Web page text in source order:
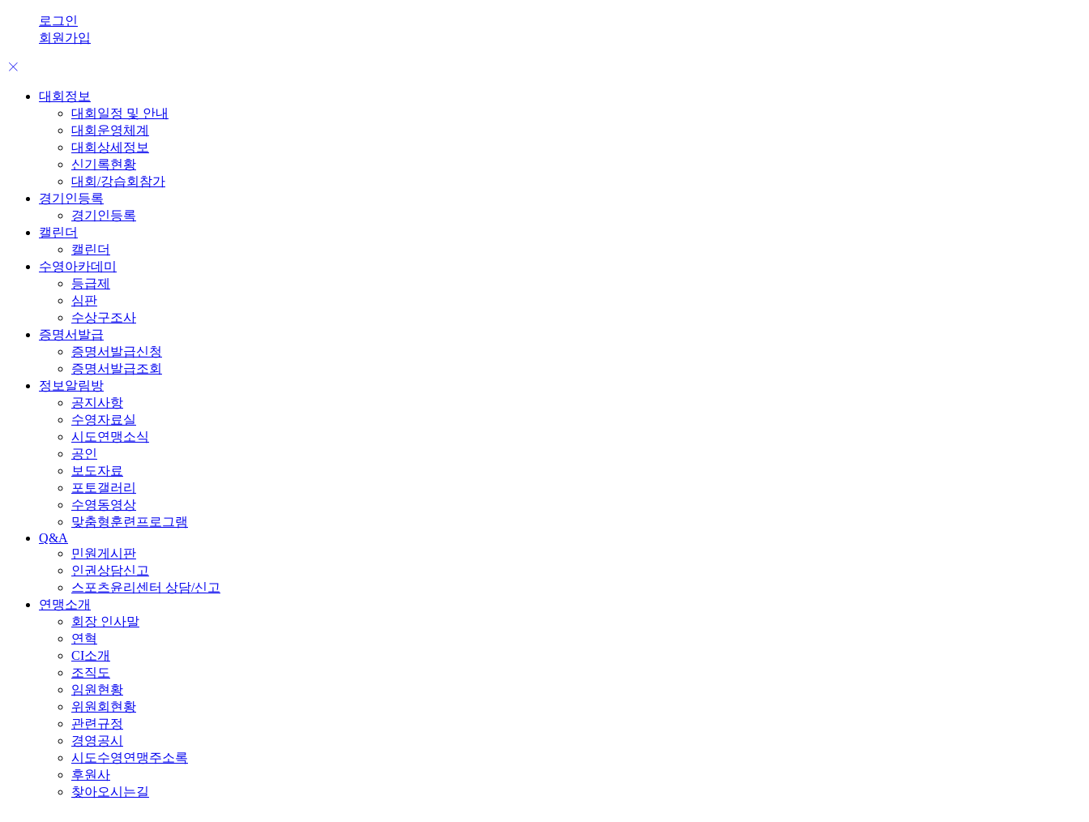
로그인
회원가입
대회정보
대회일정 및 안내
대회운영체계
대회상세정보
신기록현황
대회/강습회참가
경기인등록
경기인등록
캘린더
캘린더
수영아카데미
등급제
심판
수상구조사
증명서발급
증명서발급신청
증명서발급조회
정보알림방
공지사항
수영자료실
시도연맹소식
공인
보도자료
포토갤러리
수영동영상
맞춤형훈련프로그램
Q&A
민원게시판
인권상담신고
스포츠윤리센터 상담/신고
연맹소개
회장 인사말
연혁
CI소개
조직도
임원현황
위원회현황
관련규정
경영공시
시도수영연맹주소록
후원사
찾아오시는길